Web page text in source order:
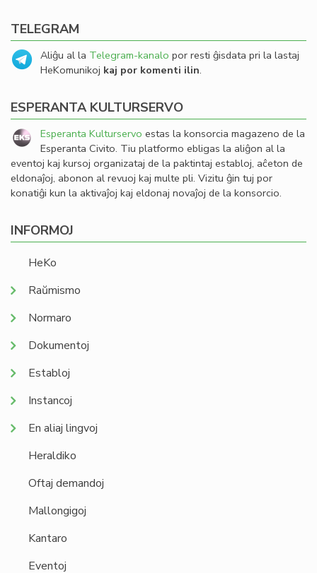
TELEGRAM
Aliĝu al la Telegram-kanalo por resti ĝisdata pri la lastaj
HeKomunikoj kaj por komenti ilin.
ESPERANTA KULTURSERVO
Esperanta Kulturservo estas la konsorcia magazeno de la
Esperanta Civito. Tiu platformo ebligas la aliĝon al la
eventoj kaj kursoj organizataj de la paktintaj establoj, aĉeton de
eldonaĵoj, abonon al revuoj kaj multe pli. Vizitu ĝin tuj por
konatiĝi kun la aktivaĵoj kaj eldonaj novaĵoj de la konsorcio.
INFORMOJ
HeKo
Raŭmismo
Normaro
Dokumentoj
Establoj
Instancoj
En aliaj lingvoj
Heraldiko
Oftaj demandoj
Mallongigoj
Kantaro
Eventoj